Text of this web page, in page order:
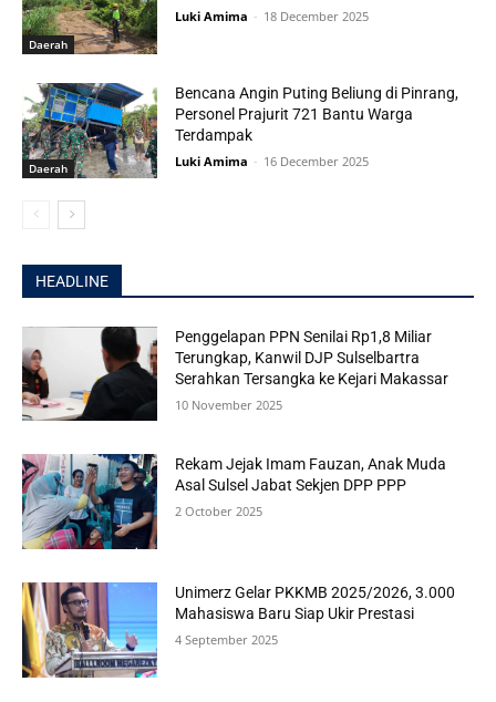
Daerah
Luki Amima - 18 December 2025
Daerah
Bencana Angin Puting Beliung di Pinrang,
Personel Prajurit 721 Bantu Warga
Terdampak
Luki Amima - 16 December 2025
HEADLINE
Penggelapan PPN Senilai Rp1,8 Miliar
Terungkap, Kanwil DJP Sulselbartra
Serahkan Tersangka ke Kejari Makassar
10 November 2025
Rekam Jejak Imam Fauzan, Anak Muda
Asal Sulsel Jabat Sekjen DPP PPP
2 October 2025
Unimerz Gelar PKKMB 2025/2026, 3.000
Mahasiswa Baru Siap Ukir Prestasi
4 September 2025